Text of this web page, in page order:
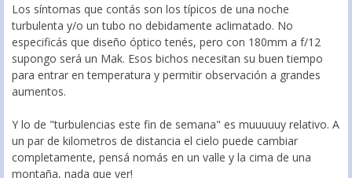
Los síntomas que contás son los típicos de una noche
turbulenta y/o un tubo no debidamente aclimatado. No
especificás que diseño óptico tenés, pero con 180mm a f/12
supongo será un Mak. Esos bichos necesitan su buen tiempo
para entrar en temperatura y permitir observación a grandes
aumentos.
Y lo de "turbulencias este fin de semana" es muuuuuy relativo. A
un par de kilometros de distancia el cielo puede cambiar
completamente, pensá nomás en un valle y la cima de una
montaña, nada que ver!